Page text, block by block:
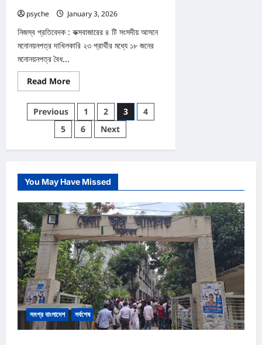
psyche
January 3, 2026
নিজস্ব প্রতিবেদক : কক্সবাজারের ৪ টি সংসদীয় আসনে
মনোনয়নপত্র দাখিলকারি ২৩ প্রার্থীর মধ্যে ১৮ জনের
মনোনয়নপত্র বৈধ...
Read MoreRead
more
কক্সবাজারে
টি
আসনে
১৮
৫
Posts
pagination
Previous 1 2 3
4
5
6 Next
You May Have Missed
সমগ্র বাংলাদেশ সর্বশেষ